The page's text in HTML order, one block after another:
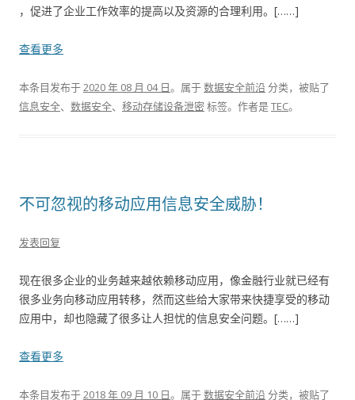
，促进了企业工作效率的提高以及资源的合理利用。[……]
查看更多
本条目发布于2020 年 08 月 04 日。属于数据安全前沿分类，被贴了
信息安全、 数据安全、 移动存储设备泄密标签。 作者是TEC。
不可忽视的移动应用信息安全威胁！
发表回复
现在很多企业的业务越来越依赖移动应用，像金融行业就已经有
很多业务向移动应用转移，然而这些给大家带来快捷享受的移动
应用中，却也隐藏了很多让人担忧的信息安全问题。[……]
查看更多
本条目发布于2018 年 09 月 10 日。属于数据安全前沿分类，被贴了